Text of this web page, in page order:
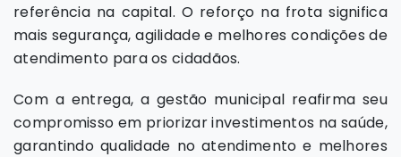
referência na capital. O reforço na frota significa
mais segurança, agilidade e melhores condições de
atendimento para os cidadãos.
Com a entrega, a gestão municipal reafirma seu
compromisso em priorizar investimentos na saúde,
garantindo qualidade no atendimento e melhores